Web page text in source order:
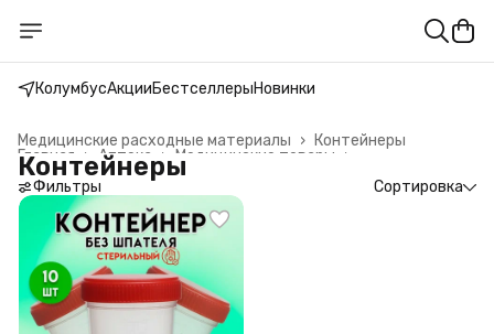
КолумбусАкцииБестселлерыНовинки
Контейнеры
Медицинские расходные материалы ›
Медицинские товары ›
Аптека ›
Главная ›
Контейнеры
Фильтры Сортировка